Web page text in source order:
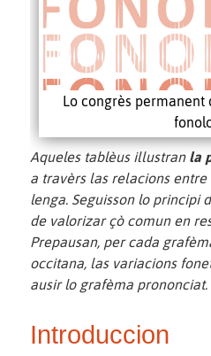
Lo congrès
Aqueles tablèus illustran la
a travèrs las relacions
lenga. Seguisson lo principi
de valorizar çò comun en
Prepausan, per cada
occitana, las variacions
ausir lo grafèma prononciat.
Introduccion